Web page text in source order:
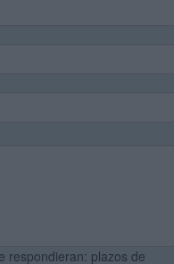
respondieran: plazos de